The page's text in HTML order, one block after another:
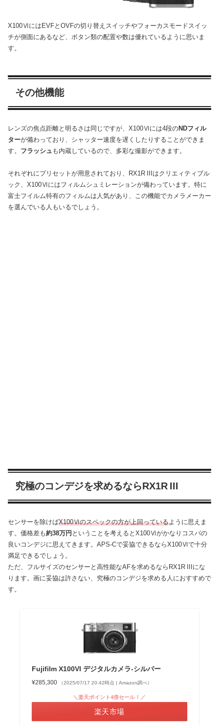
X100ⅥにはEVFとOVFの切り替えスイッチやフォーカスモードスイッ
チが側面にあるなど、ボタン類の配置や数は優れているように思いま
す。
その他機能
レンズの焦点距離と明るさは同じですが、X100Ⅵには4段のNDフィル
ターが備わっており、シャッター速度を遅くしたりすることができま
す。 フラッシュ も内蔵しているので、多彩な撮影ができます。
それぞれにプリセットが用意されており、RX1R IIIはクリエィティブル
ック、X100Ⅵにはフィルムシュミレーションが備わっています。特に
富士フイルム特有のフィルムは人気があり、この機能でカメラメーカー
を選んでいる人もいるでしょう。
究極のコンデジを求めるならRX1R III
センサーを除けばX100Ⅵのスペックの方が上回っているように思えま
す。価格差も約38万円 ということを考えるとX100Ⅵがかなりコスパの
良いコンデジに思えてきます。APS-Cで妥協できるならX100Ⅵで十分
満足できるでしょう。
ただ、フルサイズのセンサーと高性能なAFを求めるならRX1R IIIにな
ります。画に妥協は許さない、究極のコンデジを求める人におすすめで
す。
Fujifilm X100VI デジタルカメラ-シルバー
¥285,300 （2025/07/17 20:42時点 | Amazon調べ）
＼楽天ポイント4倍セール！／
楽天市場